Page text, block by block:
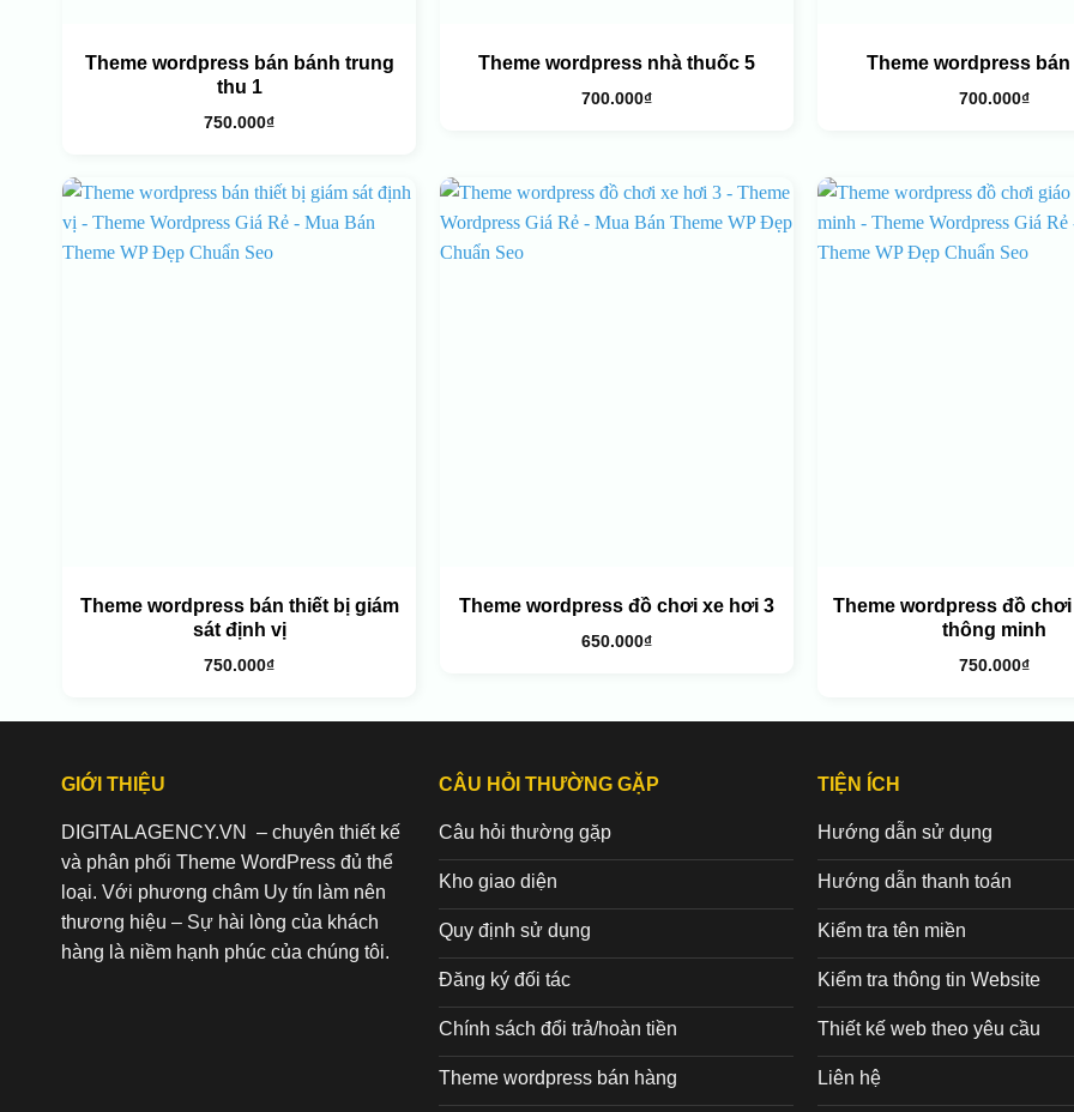
Theme wordpress bán bánh trung
thu 1
750.000₫
Theme wordpress nhà thuốc 5
700.000₫
Theme wordpress
700.000₫
Theme wordpress bán thiết bị giám
sát định vị
750.000₫
Theme wordpress đồ chơi xe hơi 3
650.000₫
Theme wordpress đồ
thông minh
750.000₫
GIỚI THIỆU
DIGITALAGENCY.VN – chuyên thiết kế
và phân phối Theme WordPress đủ thể
loại. Với phương châm Uy tín làm nên
thương hiệu – Sự hài lòng của khách
hàng là niềm hạnh phúc của chúng tôi.
CÂU HỎI THƯỜNG GẶP
Câu hỏi thường gặp
Kho giao diện
Quy định sử dụng
Đăng ký đối tác
Chính sách đổi trả/hoàn tiền
Theme wordpress bán hàng
TIỆN ÍCH
Hướng dẫn sử dụng
Hướng dẫn thanh toán
Kiểm tra tên miền
Kiểm tra thông tin Website
Thiết kế web theo yêu cầu
Liên hệ